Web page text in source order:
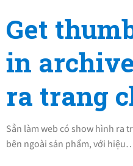
Get
in
ra trang
Sẳn làm web có show hình ra
bên ngoài sản phẩm, với